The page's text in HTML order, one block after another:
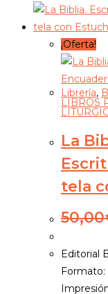
¡Oferta!
Librería,
LIBROS
La
tela
50,00
Editorial
Formato: